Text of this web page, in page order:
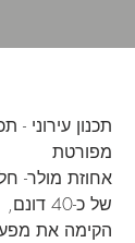
תכנון עירוני -
מפורטת
אחוזת מולר-
של כ-
הקימה את